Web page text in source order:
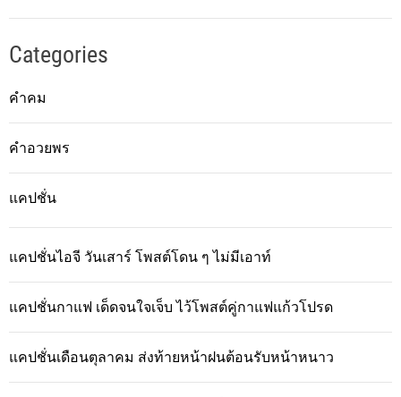
Categories
คำคม
คำอวยพร
แคปชั่น
แคปชั่นไอจี วันเสาร์ โพสต์โดน ๆ ไม่มีเอาท์
แคปชั่นกาแฟ เด็ดจนใจเจ็บ ไว้โพสต์คู่กาแฟแก้วโปรด
แคปชั่นเดือนตุลาคม ส่งท้ายหน้าฝนต้อนรับหน้าหนาว